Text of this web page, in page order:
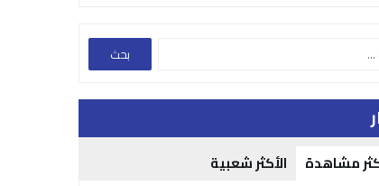
مشاهدة الأكثر شعبية